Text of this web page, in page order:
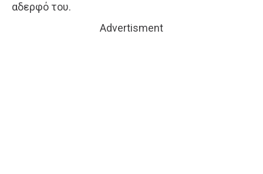
αδερφό του.
Advertisment